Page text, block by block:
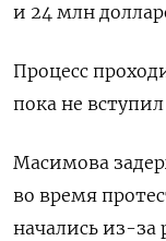
и 24 млн
Процесс
пока не вступил
Масимова
во время
начались из-за